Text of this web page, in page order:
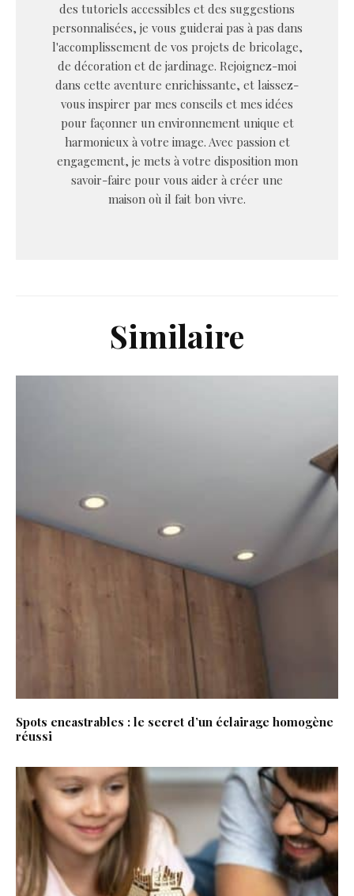
des tutoriels accessibles et des suggestions
personnalisées, je vous guiderai pas à pas dans
l'accomplissement de vos projets de bricolage,
de décoration et de jardinage. Rejoignez-moi
dans cette aventure enrichissante, et laissez-
vous inspirer par mes conseils et mes idées
pour façonner un environnement unique et
harmonieux à votre image. Avec passion et
engagement, je mets à votre disposition mon
savoir-faire pour vous aider à créer une
maison où il fait bon vivre.
Similaire
Spots encastrables : le secret d’un éclairage homogène
réussi